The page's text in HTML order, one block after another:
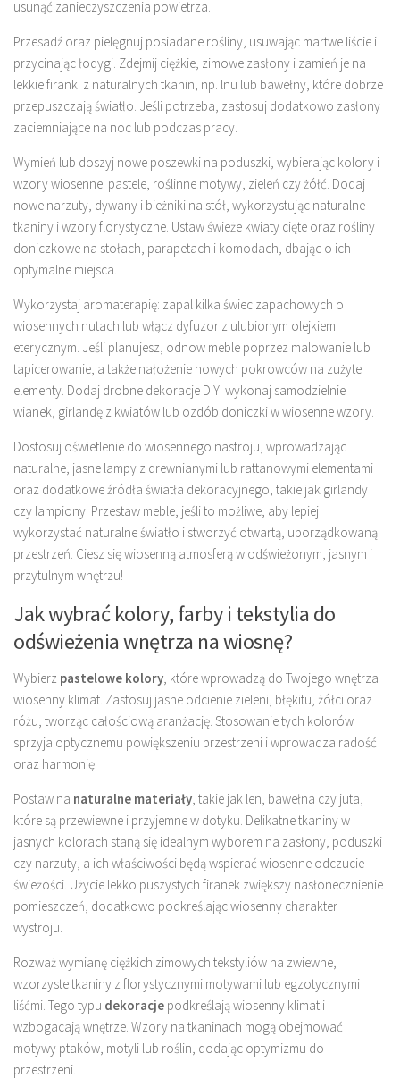
usunąć zanieczyszczenia powietrza.
Przesadź oraz pielęgnuj posiadane rośliny, usuwając martwe liście i
przycinając łodygi. Zdejmij ciężkie, zimowe zasłony i zamień je na
lekkie firanki z naturalnych tkanin, np. lnu lub bawełny, które dobrze
przepuszczają światło. Jeśli potrzeba, zastosuj dodatkowo zasłony
zaciemniające na noc lub podczas pracy.
Wymień lub doszyj nowe poszewki na poduszki, wybierając kolory i
wzory wiosenne: pastele, roślinne motywy, zieleń czy żółć. Dodaj
nowe narzuty, dywany i bieżniki na stół, wykorzystując naturalne
tkaniny i wzory florystyczne. Ustaw świeże kwiaty cięte oraz rośliny
doniczkowe na stołach, parapetach i komodach, dbając o ich
optymalne miejsca.
Wykorzystaj aromaterapię: zapal kilka świec zapachowych o
wiosennych nutach lub włącz dyfuzor z ulubionym olejkiem
eterycznym. Jeśli planujesz, odnow meble poprzez malowanie lub
tapicerowanie, a także nałożenie nowych pokrowców na zużyte
elementy. Dodaj drobne dekoracje DIY: wykonaj samodzielnie
wianek, girlandę z kwiatów lub ozdób doniczki w wiosenne wzory.
Dostosuj oświetlenie do wiosennego nastroju, wprowadzając
naturalne, jasne lampy z drewnianymi lub rattanowymi elementami
oraz dodatkowe źródła światła dekoracyjnego, takie jak girlandy
czy lampiony. Przestaw meble, jeśli to możliwe, aby lepiej
wykorzystać naturalne światło i stworzyć otwartą, uporządkowaną
przestrzeń. Ciesz się wiosenną atmosferą w odświeżonym, jasnym i
przytulnym wnętrzu!
Jak wybrać kolory, farby i tekstylia do
odświeżenia wnętrza na wiosnę?
Wybierz pastelowe kolory , które wprowadzą do Twojego wnętrza
wiosenny klimat. Zastosuj jasne odcienie zieleni, błękitu, żółci oraz
różu, tworząc całościową aranżację. Stosowanie tych kolorów
sprzyja optycznemu powiększeniu przestrzeni i wprowadza radość
oraz harmonię.
Postaw na naturalne materiały , takie jak len, bawełna czy juta,
które są przewiewne i przyjemne w dotyku. Delikatne tkaniny w
jasnych kolorach staną się idealnym wyborem na zasłony, poduszki
czy narzuty, a ich właściwości będą wspierać wiosenne odczucie
świeżości. Użycie lekko puszystych firanek zwiększy nasłonecznienie
pomieszczeń, dodatkowo podkreślając wiosenny charakter
wystroju.
Rozważ wymianę ciężkich zimowych tekstyliów na zwiewne,
wzorzyste tkaniny z florystycznymi motywami lub egzotycznymi
liśćmi. Tego typu dekoracje podkreślają wiosenny klimat i
wzbogacają wnętrze. Wzory na tkaninach mogą obejmować
motywy ptaków, motyli lub roślin, dodając optymizmu do
przestrzeni.